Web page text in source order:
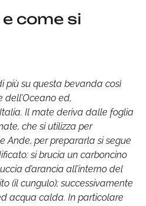
come si
più su questa bevanda così
dell’Oceano ed,
Il mate deriva dalle foglia
che si utilizza per
Ande, per prepararla si segue
si brucia un carboncino
d’arancia all’interno del
(il cungulo); successivamente
acqua calda. In particolare